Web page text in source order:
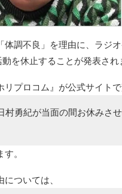
体調不良」を理由に、ラジ
を休止することが発表され
リプロコム』が公式サイトで
村勇紀が当面の間お休みさ
。
ついては、